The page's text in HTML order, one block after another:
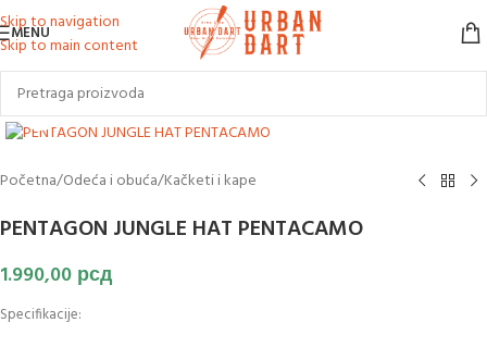
Skip to navigation
Skip to main content
MENU
Klikni za uvećanje slike
Početna/Odeća i obuća/Kačketi i kape
PENTAGON JUNGLE HAT PENTACAMO
1.990,00 рсд
Specifikacije: